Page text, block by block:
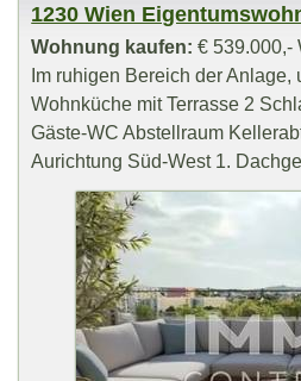
1230 Wien
Wohnung kaufen: € 539.000,-
Im ruhigen Bereich der Anlage,
Wohnküche mit Terrasse 2
Gäste-WC Abstellraum
Aurichtung Süd-West 1.